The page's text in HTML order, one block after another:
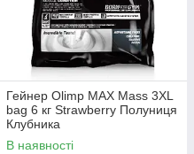
Гейнер Olimp MAX Mass 3XL
bag 6 кг Strawberry Полуниця
Клубника
В наявності